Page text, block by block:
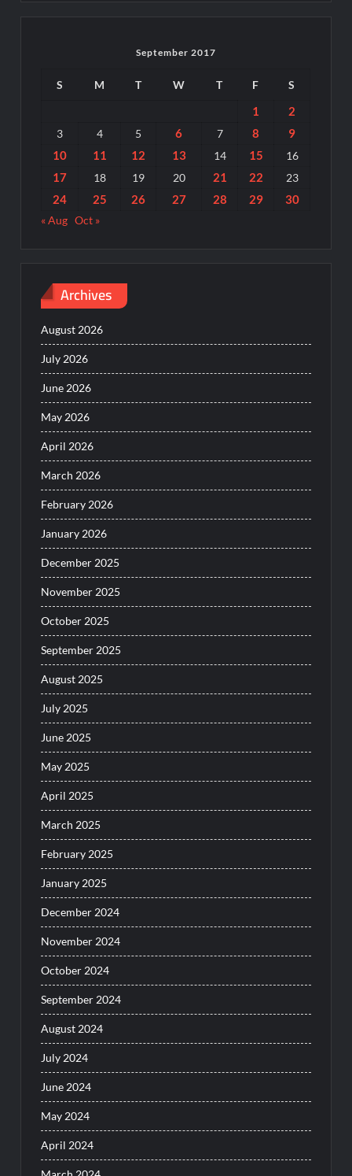
September 2017
S M T W T F S
1 2
3 4 5 6 7 8
9
10
11 12 13 14 15 16
17 18 19 20 21 22 23
24 25 26 27 28 29 30
« Aug Oct »
Archives
August 2026
July 2026
June 2026
May 2026
April 2026
March 2026
February 2026
January 2026
December 2025
November 2025
October 2025
September 2025
August 2025
July 2025
June 2025
May 2025
April 2025
March 2025
February 2025
January 2025
December 2024
November 2024
October 2024
September 2024
August 2024
July 2024
June 2024
May 2024
April 2024